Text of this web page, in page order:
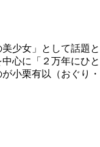
少女」として話題と
心に「２万年にひと
小栗有以（おぐり・